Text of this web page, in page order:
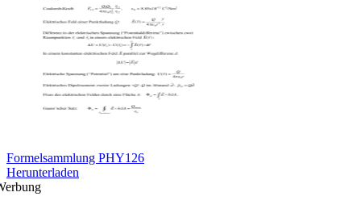
Formelsammlung PHY126
Herunterladen